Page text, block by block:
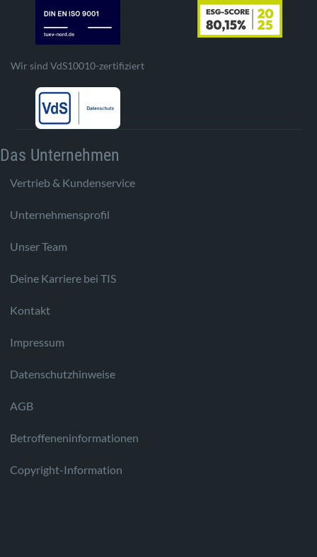
Wir sind VdS10010-zertifiziert
Das Unternehmen
Vertrieb & Kundenservice
Unternehmensprofil
Unser Team
Deine Karriere bei TIS
Kontakt
Impressum
Datenschutzhinweise
AGB
Betroffeneninformationen
Copyright-Information